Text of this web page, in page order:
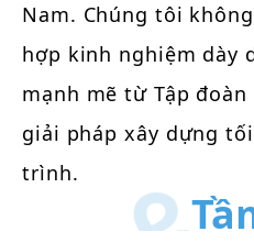
Nam. Chúng tôi
hợp kinh nghiệm dày
mạnh mẽ từ Tập
giải pháp xây dựng
trình.